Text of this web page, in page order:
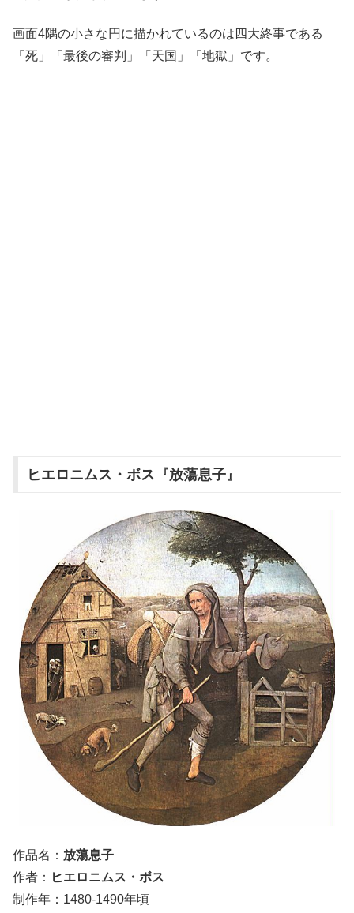
画面4隅の小さな円に描かれているのは四大終事である
「死」「最後の審判」「天国」「地獄」です。
ヒエロニムス・ボス『放蕩息子』
作品名： 放蕩息子
作者： ヒエロニムス・ボス
制作年：1480-1490年頃